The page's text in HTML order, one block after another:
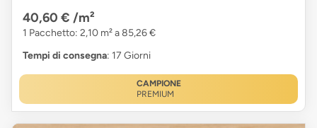
40,60 € /m²
1 Pacchetto: 2,10 m² a 85,26 €
Tempi di consegna: 17 Giorni
CAMPIONE
PREMIUM